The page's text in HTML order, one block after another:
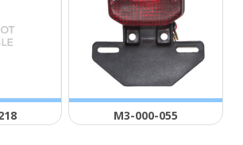
Μ3-000-055